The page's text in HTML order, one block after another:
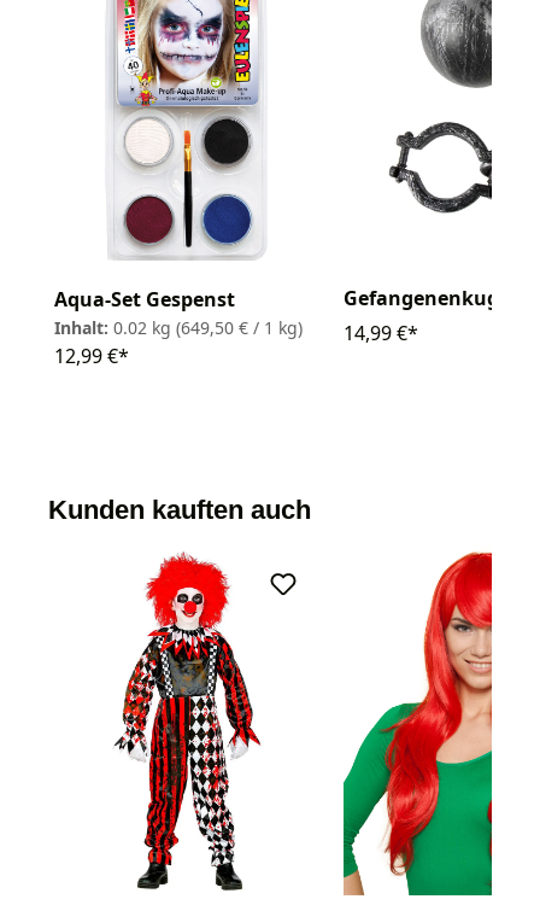
Aqua-Set Gespenst
Inhalt: 0.02 kg (649,50 € / 1 kg)
12,99 €*
Gefangenenkugel
14,99 €*
Kunden kauften auch